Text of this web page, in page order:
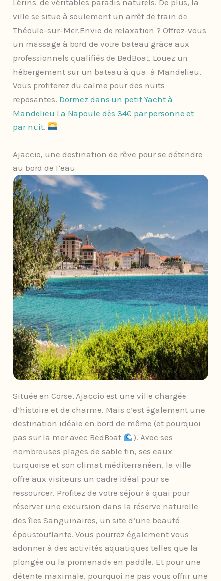
Lérins, de véritables paradis naturels. De plus, la
ville se situe à seulement un arrêt de train de
Théoule-sur-Mer.Envie de relaxation ? Offrez-vous
un massage à bord de votre bateau grâce aux
professionnels qualifiés de BedBoat. Louez un
hébergement sur un bateau à quai à Mandelieu.
Vous profiterez du calme pour des nuits
reposantes. Dormez dans un petit Yacht à
Mandelieu La Napoule dès 34€ par personne et
par nuit.
Ajaccio, une destination de rêve pour se détendre
au bord de l’eau
Située en Corse, Ajaccio est une ville chargée
d’histoire et de charme. Mais c’est également une
destination idéale en bord de même (et pourquoi
pas sur la mer avec BedBoat
). Avec ses
nombreuses plages de sable fin, ses eaux
turquoise et son climat méditerranéen, la ville
offre aux visiteurs un cadre idéal pour se
ressourcer. Profitez de votre séjour à quai pour
réserver une excursion dans la réserve naturelle
des îles Sanguinaires, un site d’une beauté
époustouflante. Vous pourrez également vous
adonner à des activités aquatiques telles que la
plongée ou la promenade en paddle. Et pour une
détente maximale, pourquoi ne pas vous offrir une